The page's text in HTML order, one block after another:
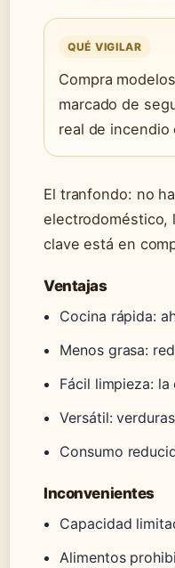
QUÉ VIGILAR
Compra
marcado de
real de
El tranfondo: no
electrodoméstico,
clave está en
Ventajas
Cocina rápida:
Menos grasa:
Fácil limpieza:
Versátil:
Consumo
Inconvenientes
Capacidad
Alimentos